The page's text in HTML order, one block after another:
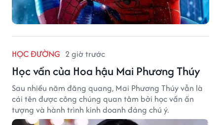
HỌC ĐƯỜNG 2 giờ trước
Học vấn của Hoa hậu Mai Phương Thúy
Sau nhiều năm đăng quang, Mai Phương Thúy vẫn là
cái tên được công chúng quan tâm bởi học vấn ấn
tượng và hành trình kinh doanh đáng chú ý.